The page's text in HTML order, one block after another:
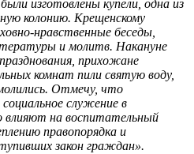
изготовлены купели, одна из
колонию. Крещенскому
нравственные беседы,
и молитв. Накануне
прихожане
комнат пили святую воду,
Отмечу, что
служение в
влияют на воспитательный
правопорядка и
закон граждан».